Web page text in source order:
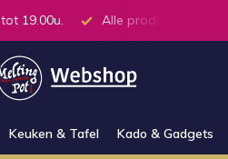
19.00u. Alle producten op
Keuken & Tafel Kado & Gadgets